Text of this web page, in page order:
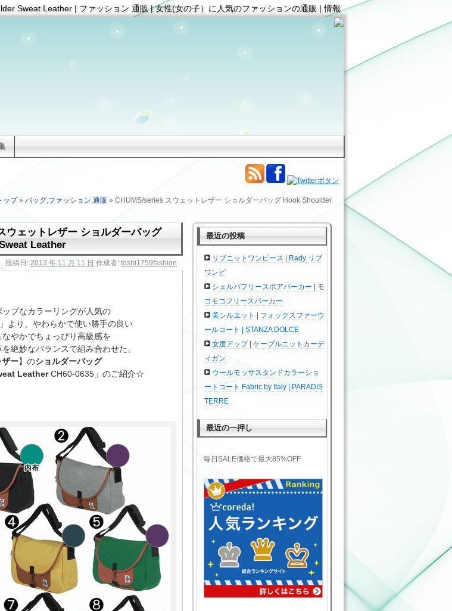
Sweat Leather | ファッション 通販 | 女性(女の子）に人気のファッションの通販 | 情報
ップ» バッグ,ファッション,通販 » CHUMS/series スウェットレザー ショルダーバッグ Hook Shoulder
ウェットレザー ショルダーバッグ
Leather
投稿日: 2013 年 11 月 11 日 作成者: toshi1759fashion
プなカラーリングが人気の
より、やわらかで使い勝手の良い
やかでちょっぴり高級感を
絶妙なバランスで組み合わせた、
ザー】のショルダーバッグ
LeatherCH60-0635」のご紹介☆
最近の投稿
リブニットワンピース | Rady リブ
ワンピ
シェルパフリースボアパーカー | モ
コモコフリースパーカー
美シルエット | フォックスファーウ
ールコート | STANZA DOLCE
女度アップ | ケーブルニットカーデ
ィガン
ウールモッサスタンドカラーショ
ートコート Fabric by Italy | PARADIS
TERRE
最近の一押し
毎日SALE価格で最大85%OFF